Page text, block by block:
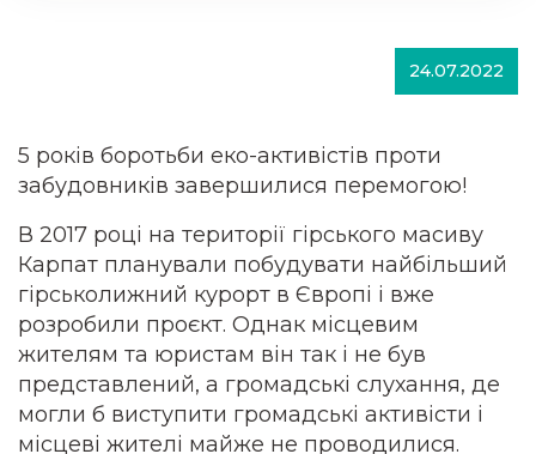
24.07.2022
5 років боротьби еко-активістів проти
забудовників завершилися перемогою!
В 2017 році на території гірського масиву
Карпат планували побудувати найбільший
гірськолижний курорт в Європі і вже
розробили проєкт. Однак місцевим
жителям та юристам він так і не був
представлений, а громадські слухання, де
могли б виступити громадські активісти і
місцеві жителі майже не проводилися.